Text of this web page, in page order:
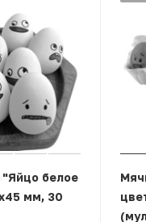
белое
мм, 30